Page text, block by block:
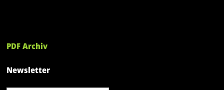
PDF Archiv
Newsletter